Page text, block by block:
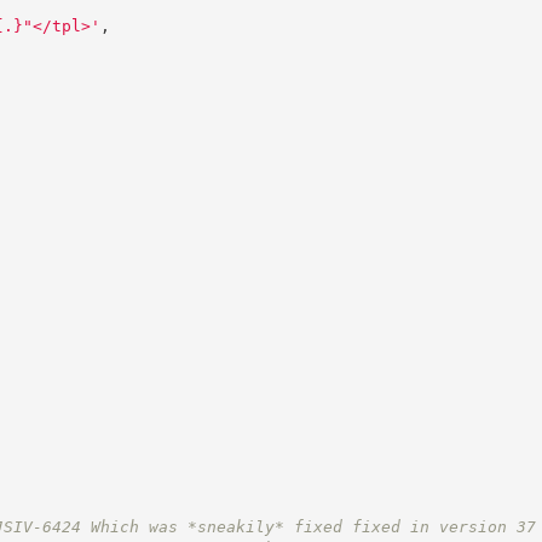
tpl>' ,
6424 Which was *sneakily* fixed fixed in version 37